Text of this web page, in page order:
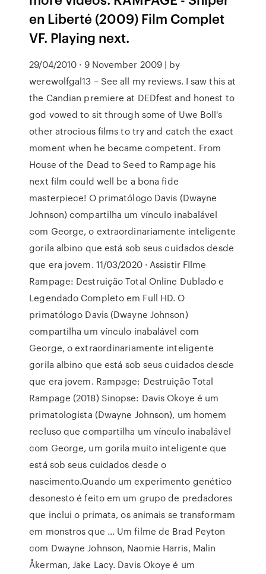
en Liberté (2009) Film Complet
VF. Playing next.
29/04/2010 · 9 November 2009 | by
werewolfgal13 – See all my reviews. I saw this at
the Candian premiere at DEDfest and honest to
god vowed to sit through some of Uwe Boll's
other atrocious films to try and catch the exact
moment when he became competent. From
House of the Dead to Seed to Rampage his
next film could well be a bona fide
masterpiece! O primatólogo Davis (Dwayne
Johnson) compartilha um vínculo inabalável
com George, o extraordinariamente inteligente
gorila albino que está sob seus cuidados desde
que era jovem. 11/03/2020 · Assistir FIlme
Rampage: Destruição Total Online Dublado e
Legendado Completo em Full HD. O
primatólogo Davis (Dwayne Johnson)
compartilha um vínculo inabalável com
George, o extraordinariamente inteligente
gorila albino que está sob seus cuidados desde
que era jovem. Rampage: Destruição Total
Rampage (2018) Sinopse: Davis Okoye é um
primatologista (Dwayne Johnson), um homem
recluso que compartilha um vínculo inabalável
com George, um gorila muito inteligente que
está sob seus cuidados desde o
nascimento.Quando um experimento genético
desonesto é feito em um grupo de predadores
que inclui o primata, os animais se transformam
em monstros que … Um filme de Brad Peyton
com Dwayne Johnson, Naomie Harris, Malin
Åkerman, Jake Lacy. Davis Okoye é um